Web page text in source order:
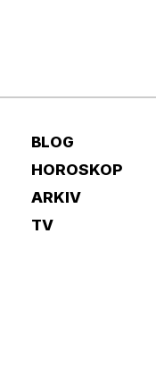
BLOG
HOROSKOP
ARKIV
TV